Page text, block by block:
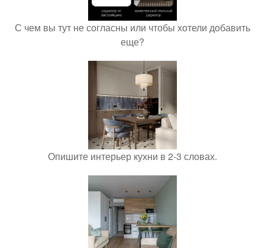
С чем вы тут не согласны или чтобы хотели добавить
еще?
Опишите интерьер кухни в 2-3 словах.